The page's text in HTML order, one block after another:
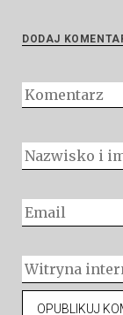
DODAJ